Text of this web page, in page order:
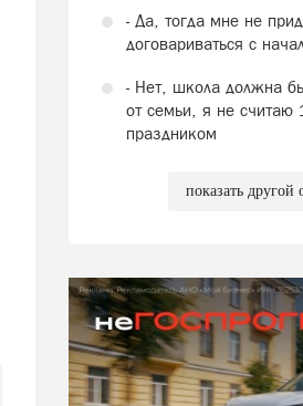
- Да, тогда мне не
договариваться с
- Нет, школа должна
от семьи, я не считаю
праздником
показать другой